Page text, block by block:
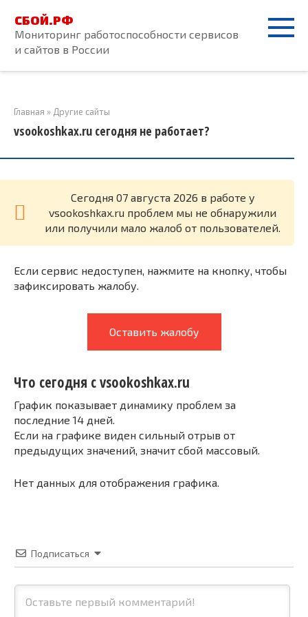
контенту
СБОЙ.РФ
Мониторинг работоспособности сервисов
и сайтов в России
Главная » Другие сайты
vsookoshkax.ru сегодня не работает?
Cегодня 07 августа 2026 в работе у
vsookoshkax.ru проблем мы не обнаружили
или получили мало жалоб от пользователей.
Если сервис недоступен, нажмите на кнопку, чтобы
зафиксировать жалобу.
Оставить жалобу
Что сегодня с vsookoshkax.ru
График показывает динамику проблем за
последние 14 дней.
Если на графике виден сильный отрыв от
предыдущих значений, значит сбой массовый.
Нет данных для отображения графика.
Подписаться